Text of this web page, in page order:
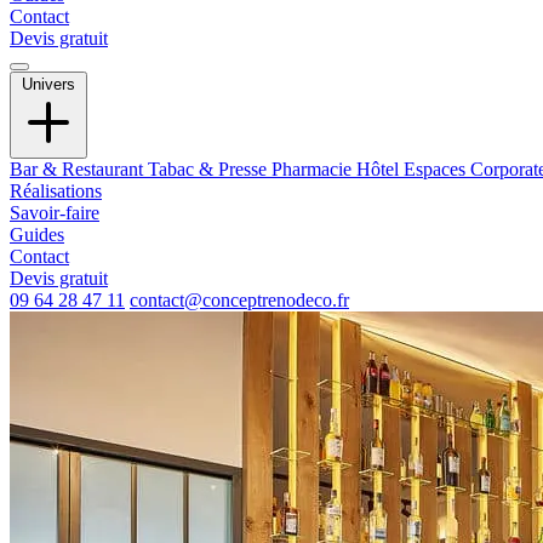
Contact
Devis gratuit
Univers
Bar & Restaurant Tabac & Presse Pharmacie Hôtel Espaces
Réalisations
Savoir-faire
Guides
Contact
Devis gratuit
09 64 28 47 11 contact@conceptrenodeco.fr